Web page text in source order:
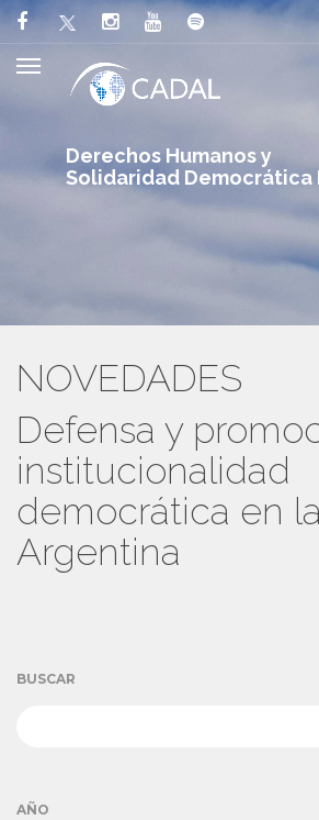
Derechos Humanos y
Solidaridad
NOVEDADES
Defensa y
institucionalidad
democrática en la
Argentina
BUSCAR
AÑO